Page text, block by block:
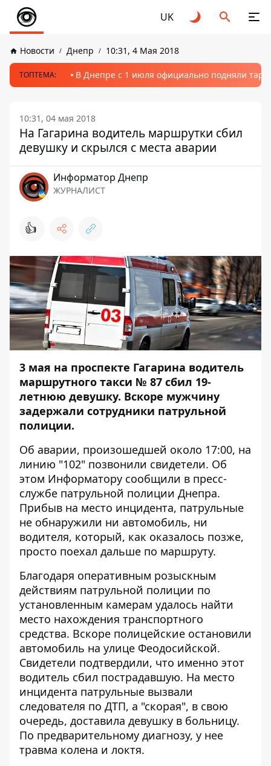
UK
Новости Днепр 10:31, 4 Мая 2018
ТОПТЕМА: В Днепре с 1 июля официально подняли
10:31, 04 мая 2018
На Гагарина водитель маршрутки сбил
девушку и скрылся с места аварии
Информатор Днепр
ЖУРНАЛИСТ
👍
3 мая на проспекте Гагарина водитель
маршрутного такси № 87 сбил 19-
летнюю девушку. Вскоре мужчину
задержали сотрудники патрульной
полиции.
Об аварии, произошедшей около 17:00, на
линию "102" позвонили свидетели. Об
этом Информатору сообщили в пресс-
службе патрульной полиции Днепра.
Прибыв на место инцидента, патрульные
не обнаружили ни автомобиль, ни
водителя, который, как оказалось позже,
просто поехал дальше по маршруту.
Благодаря оперативным розыскным
действиям патрульной полиции по
установленным камерам удалось найти
место нахождения транспортного
средства. Вскоре полицейские остановили
автомобиль на улице Феодосийской.
Свидетели подтвердили, что именно этот
водитель сбил пострадавшую. На место
инцидента патрульные вызвали
следователя по ДТП, а "скорая", в свою
очередь, доставила девушку в больницу.
По предварительному диагнозу, у нее
травма колена и локтя.